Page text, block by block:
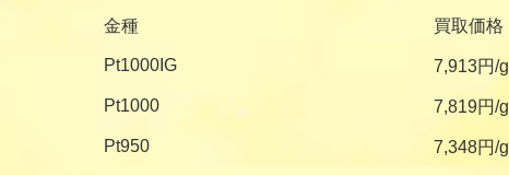
金種 買取価格
Pt1000IG 7,913円/g
Pt1000 7,819円/g
Pt950 7,348円/g